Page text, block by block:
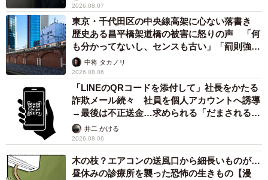
2026.08.07
東京・千代田区の中央線高架に心ない落書き
歴史ある昌平橋架道橋の被害に怒りの声 「何
も分かってないし、センスも古い」「罰則強化
して」中将 タカノリ
2026.08.06
「LINEのQRコードを添付して」社長をかたる
詐欺メール続々 社員を個人アカウントへ誘導
→最後は不正送金…求められる「だまされる前
提」の対策
井二 かける
2026.08.06
木の枝？エアコンの送風口から細長いものが…
昼休みの診療所を襲った恐怖の生きもの【漫